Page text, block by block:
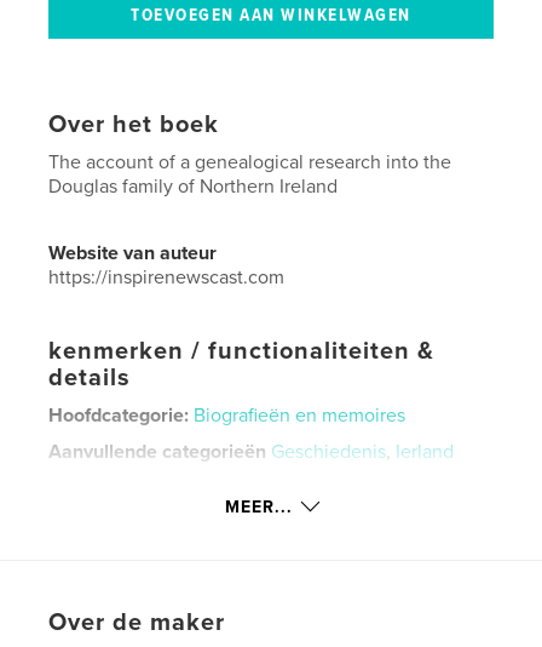
Over het boek
The account of a genealogical research into the
Douglas family of Northern Ireland
Website van auteur
https://inspirenewscast.com
kenmerken / functionaliteiten &
details
Hoofdcategorie: Biografieën en memoires
Aanvullende categorieën Geschiedenis, Ierland
Datum publiceren:
MEER...
Over de maker